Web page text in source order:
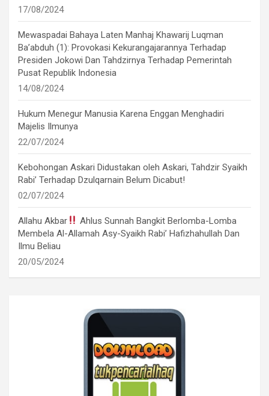
17/08/2024
Mewaspadai Bahaya Laten Manhaj Khawarij Luqman
Ba’abduh (1): Provokasi Kekurangajarannya Terhadap
Presiden Jokowi Dan Tahdzirnya Terhadap Pemerintah
Pusat Republik Indonesia
14/08/2024
Hukum Menegur Manusia Karena Enggan Menghadiri
Majelis Ilmunya
22/07/2024
Kebohongan Askari Didustakan oleh Askari, Tahdzir Syaikh
Rabi’ Terhadap Dzulqarnain Belum Dicabut!
02/07/2024
Allahu Akbar
Ahlus Sunnah Bangkit Berlomba-Lomba
Membela Al-Allamah Asy-Syaikh Rabi’ Hafizhahullah Dan
Ilmu Beliau
20/05/2024